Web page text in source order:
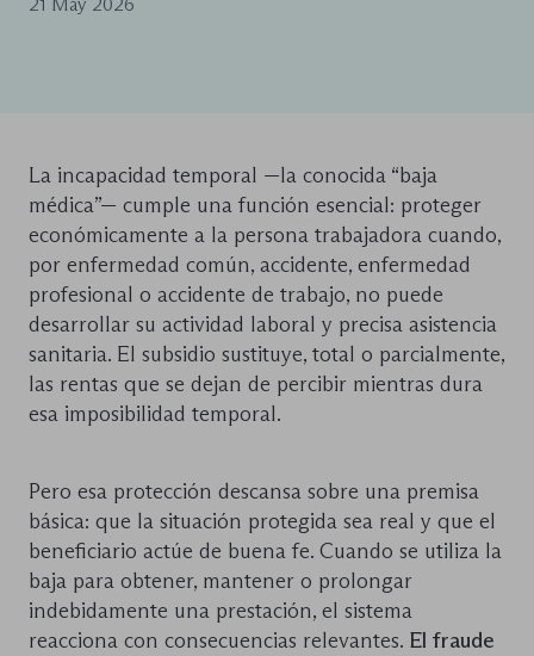
21 May 2026
La incapacidad temporal —la conocida “baja
médica”— cumple una función esencial: proteger
económicamente a la persona trabajadora cuando,
por enfermedad común, accidente, enfermedad
profesional o accidente de trabajo, no puede
desarrollar su actividad laboral y precisa asistencia
sanitaria. El subsidio sustituye, total o parcialmente,
las rentas que se dejan de percibir mientras dura
esa imposibilidad temporal.
Pero esa protección descansa sobre una premisa
básica: que la situación protegida sea real y que el
beneficiario actúe de buena fe. Cuando se utiliza la
baja para obtener, mantener o prolongar
indebidamente una prestación, el sistema
reacciona con consecuencias relevantes. El fraude